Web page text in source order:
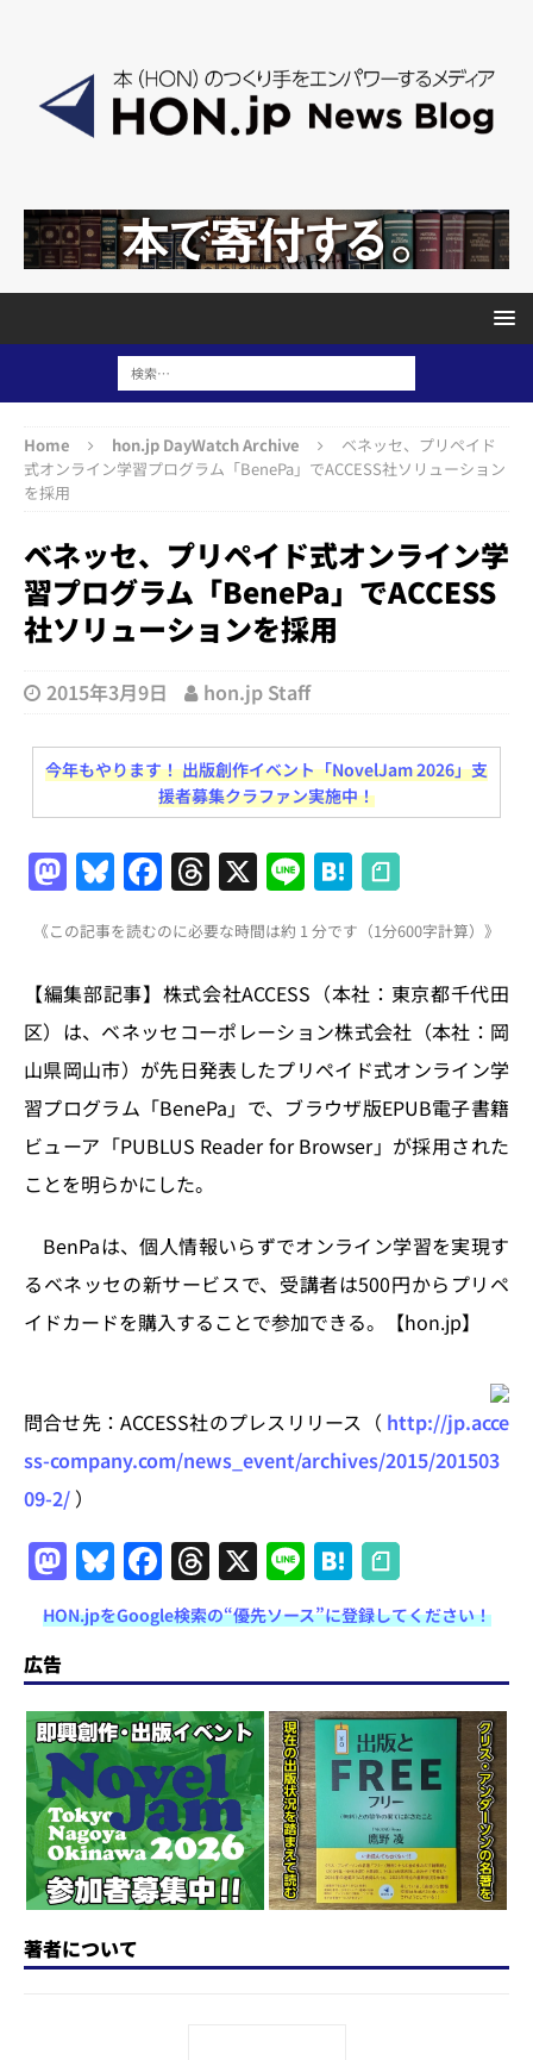
Home hon.jp DayWatch Archive
ベネッセ、プリペイド
式オンライン学習プログラム「BenePa」でACCESS社ソリューション
を採用
ベネッセ、プリペイド式オンライン学
習プログラム「BenePa」でACCESS
社ソリューションを採用
2015年3月9日 hon.jp Staff
今年もやります！ 出版創作イベント「NovelJam 2026」支
援者募集クラファン実施中！
M
a
st
o
d
o
n
Bl
u
e
s
k
y
F
a
c
e
b
o
o
k
T
h
re
a
d
s
X Li
n
e
H
at
e
n
a
《この記事を読むのに必要な時間は約 1 分です（1分600字計算）》
【編集部記事】株式会社ACCESS（本社：東京都千代田
区）は、ベネッセコーポレーション株式会社（本社：岡
山県岡山市）が先日発表したプリペイド式オンライン学
習プログラム「BenePa」で、ブラウザ版EPUB電子書籍
ビューア「PUBLUS Reader for Browser」が採用された
ことを明らかにした。
BenPaは、個人情報いらずでオンライン学習を実現す
るベネッセの新サービスで、受講者は500円からプリペ
イドカードを購入することで参加できる。【hon.jp】
問合せ先：ACCESS社のプレスリリース（ http://jp.acce
ss-company.com/news_event/archives/2015/201503
09-2/ ）
M
a
st
o
d
o
n
Bl
u
e
s
k
y
F
a
c
e
b
o
o
k
T
h
re
a
d
s
X Li
n
e
H
at
e
n
a
HON.jpをGoogle検索の“優先ソース”に登録してください！
広告
著者について